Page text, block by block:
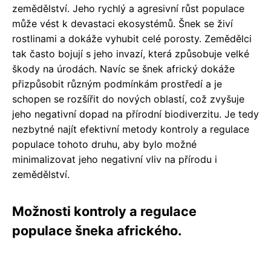
zemědělství. Jeho rychlý a agresivní růst populace
může vést k devastaci ekosystémů. Šnek se živí
rostlinami a dokáže vyhubit celé porosty. Zemědělci
tak často bojují s jeho invazí, která způsobuje velké
škody na úrodách. Navíc se šnek africký dokáže
přizpůsobit různým podmínkám prostředí a je
schopen se rozšířit do nových oblastí, což zvyšuje
jeho negativní dopad na přírodní biodiverzitu. Je tedy
nezbytné najít efektivní metody kontroly a regulace
populace tohoto druhu, aby bylo možné
minimalizovat jeho negativní vliv na přírodu i
zemědělství.
Možnosti kontroly a regulace
populace šneka afrického.